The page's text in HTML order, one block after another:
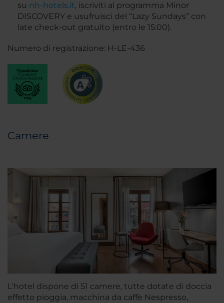
su nh-hotels.it, iscriviti al programma Minor
DISCOVERY e usufruisci del “Lazy Sundays” con
late check-out gratuito (entro le 15:00).
Numero di registrazione: H-LE-436
Camere
L'hotel dispone di 51 camere, tutte dotate di doccia
effetto pioggia, macchina da caffè Nespresso,